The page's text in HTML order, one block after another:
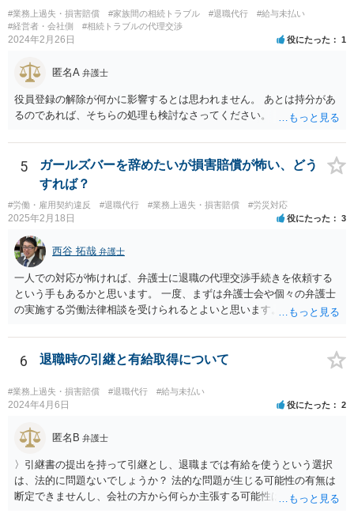
#業務上過失・損害賠償 #家族間の相続トラブル #退職代行
#給与未払い
#経営者・会社側
#相続トラブルの代理交渉
2024年2月26日 役にたった 1
匿名A 弁護士
役員登録の解除が何かに影響するとは思われません。 あとは持分があ
るのであれば、そちらの処理も検討なさってください。
5
ガールズバーを辞めたいが損害賠償が怖い、どう
すれば？
#労働・雇用契約違反 #退職代行 #業務上過失・損害賠償 #労災対応
2025年2月18日 役にたった 3
西谷 拓哉 弁護士
一人での対応が怖ければ、弁護士に退職の代理交渉手続きを依頼する
という手もあるかと思います。 一度、まずは弁護士会や個々の弁護士
の実施する労働法律相談を受けられるとよいと思います。
6 退職時の引継と有給取得について
#業務上過失・損害賠償 #退職代行 #給与未払い
2024年4月6日 役にたった 2
匿名B 弁護士
〉引継書の提出を持って引継とし、退職までは有給を使うという選択
は、法的に問題ないでしょうか？ 法的な問題が生じる可能性の有無は
断定できませんし、会社の方から何らか主張する可能性はあります。